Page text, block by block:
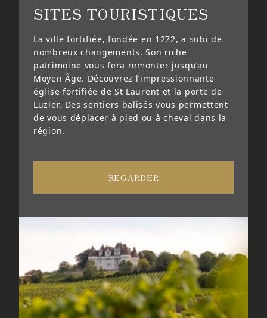
SITES TOURISTIQUES
La ville fortifiée, fondée en 1272, a subi de
nombreux changements. Son riche
patrimoine vous fera remonter jusqu’au
Moyen Âge. Découvrez l’impressionnante
église fortifiée de St Laurent et la porte de
Luzier. Des sentiers balisés vous permettent
de vous déplacer à pied ou à cheval dans la
région.
REGARDER